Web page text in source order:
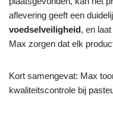
aflevering geeft een
voedselveiligheid, en
Max zorgen dat elk
Kort samengevat: Max
kwaliteitscontrole bij